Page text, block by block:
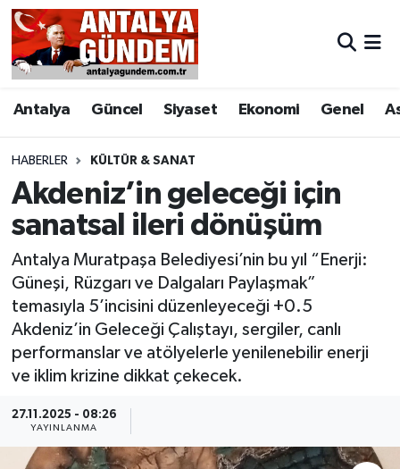
Antalya Güncel Siyaset Ekonomi Genel
HABERLER KÜLTÜR & SANAT
Akdeniz’in geleceği için
sanatsal ileri dönüşüm
Antalya Muratpaşa Belediyesi’nin bu yıl “Enerji:
Güneşi, Rüzgarı ve Dalgaları Paylaşmak”
temasıyla 5’incisini düzenleyeceği +0.5
Akdeniz’in Geleceği Çalıştayı, sergiler, canlı
performanslar ve atölyelerle yenilenebilir enerji
ve iklim krizine dikkat çekecek.
27.11.2025 - 08:26
YAYINLANMA
Antalya
Asayiş
Bilim & Teknoloji
Bölge
EĞİTİM
Ekonomi
Görüntülü Haber
Güncel
Antalya Nöbetçi Eczaneler
Antalya Hava Durumu
Antalya Namaz Vakitleri
Antalya Trafik Yoğunluk Haritası
Süper Lig Puan Durumu ve Fikstür
Tüm Manşetler
Son Dakika Haberleri
Haber Arşivi